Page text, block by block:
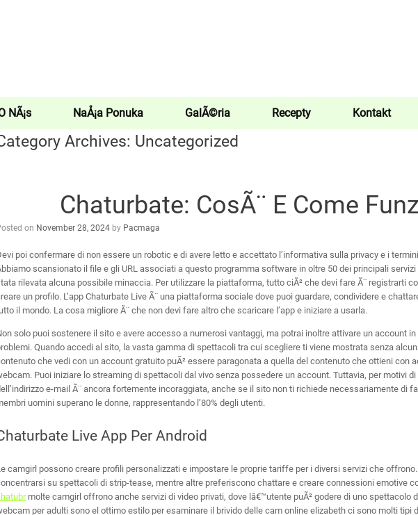
NÃ¡s NaÅ¡a Ponuka GalÃ©ria Recepty Kontakt
Archives: Uncategorized
Chaturbate: CosÃ¨ E Come
Posted on November 28, 2024 by Pacmaga
poi confermare di non essere un robotic e di avere letto e accettato l’informativa sulla privacy e i
scansionato il file e gli URL associati a questo programma software in oltre 50 dei principali servizi
rilevata alcuna possibile minaccia. Per utilizzare la piattaforma, tutto ciÃ² che devi fare Ã¨ registrarti
un profilo. L’app Chaturbate Live Ã¨ una piattaforma sociale dove puoi guardare, condividere e
il mondo. La cosa migliore Ã¨ che non devi fare altro che scaricare l’app e iniziare a usarla.
solo puoi sostenere il sito e avere accesso a numerosi vantaggi, ma potrai inoltre attivare un account
Quando accedi al sito, la vasta gamma di spettacoli tra cui scegliere ti viene mostrata senza
che vedi con un account gratuito puÃ² essere paragonata a quella del contenuto che ottieni con
Puoi iniziare lo streaming di spettacoli dal vivo senza possedere un account. Tuttavia, per motivi
e-mail Ã¨ ancora fortemente incoraggiata, anche se il sito non ti richiede necessariamente di
uomini superano le donne, rappresentando l’80% degli utenti.
Live App Per Android
camgirl possono creare profili personalizzati e impostare le proprie tariffe per i diversi servizi che
su spettacoli di strip-tease, mentre altre preferiscono chattare e creare connessioni emotive
molte camgirl offrono anche servizi di video privati, dove lâ€™utente puÃ² godere di uno spettacolo
per adulti sono el ottimo estilo per esaminare il brivido delle cam online elizabeth ci sono molti tipi